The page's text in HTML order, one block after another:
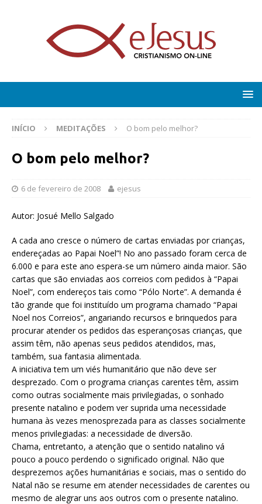
INÍCIO MEDITAÇÕES O bom pelo melhor?
O bom pelo melhor?
6 de fevereiro de 2008 ejesus
Autor: Josué Mello Salgado
A cada ano cresce o número de cartas enviadas por crianças,
endereçadas ao Papai Noel”! No ano passado foram cerca de
6.000 e para este ano espera-se um número ainda maior. São
cartas que são enviadas aos correios com pedidos à “Papai
Noel”, com endereços tais como “Pólo Norte”. A demanda é
tão grande que foi instituído um programa chamado “Papai
Noel nos Correios”, angariando recursos e brinquedos para
procurar atender os pedidos das esperançosas crianças, que
assim têm, não apenas seus pedidos atendidos, mas,
também, sua fantasia alimentada.
A iniciativa tem um viés humanitário que não deve ser
desprezado. Com o programa crianças carentes têm, assim
como outras socialmente mais privilegiadas, o sonhado
presente natalino e podem ver suprida uma necessidade
humana às vezes menosprezada para as classes socialmente
menos privilegiadas: a necessidade de diversão.
Chama, entretanto, a atenção que o sentido natalino vá
pouco a pouco perdendo o significado original. Não que
desprezemos ações humanitárias e sociais, mas o sentido do
Natal não se resume em atender necessidades de carentes ou
mesmo de alegrar uns aos outros com o presente natalino.